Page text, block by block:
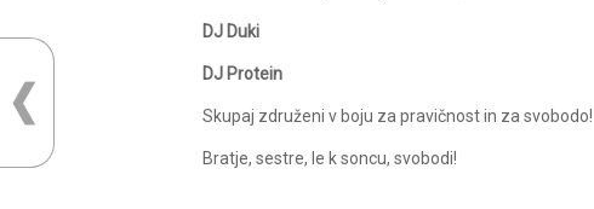
DJ Duki
DJ Protein
Skupaj združeni v boju za pravičnost in za svobodo!
Bratje, sestre, le k soncu, svobodi!